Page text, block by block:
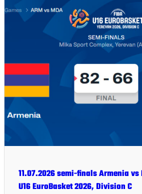
11.07.2026 semi-finals Armenia vs
U16 EuroBasket 2026, Division C